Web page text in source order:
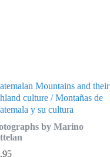
Mountains and their
culture / Montañas de
y su cultura
by Marino